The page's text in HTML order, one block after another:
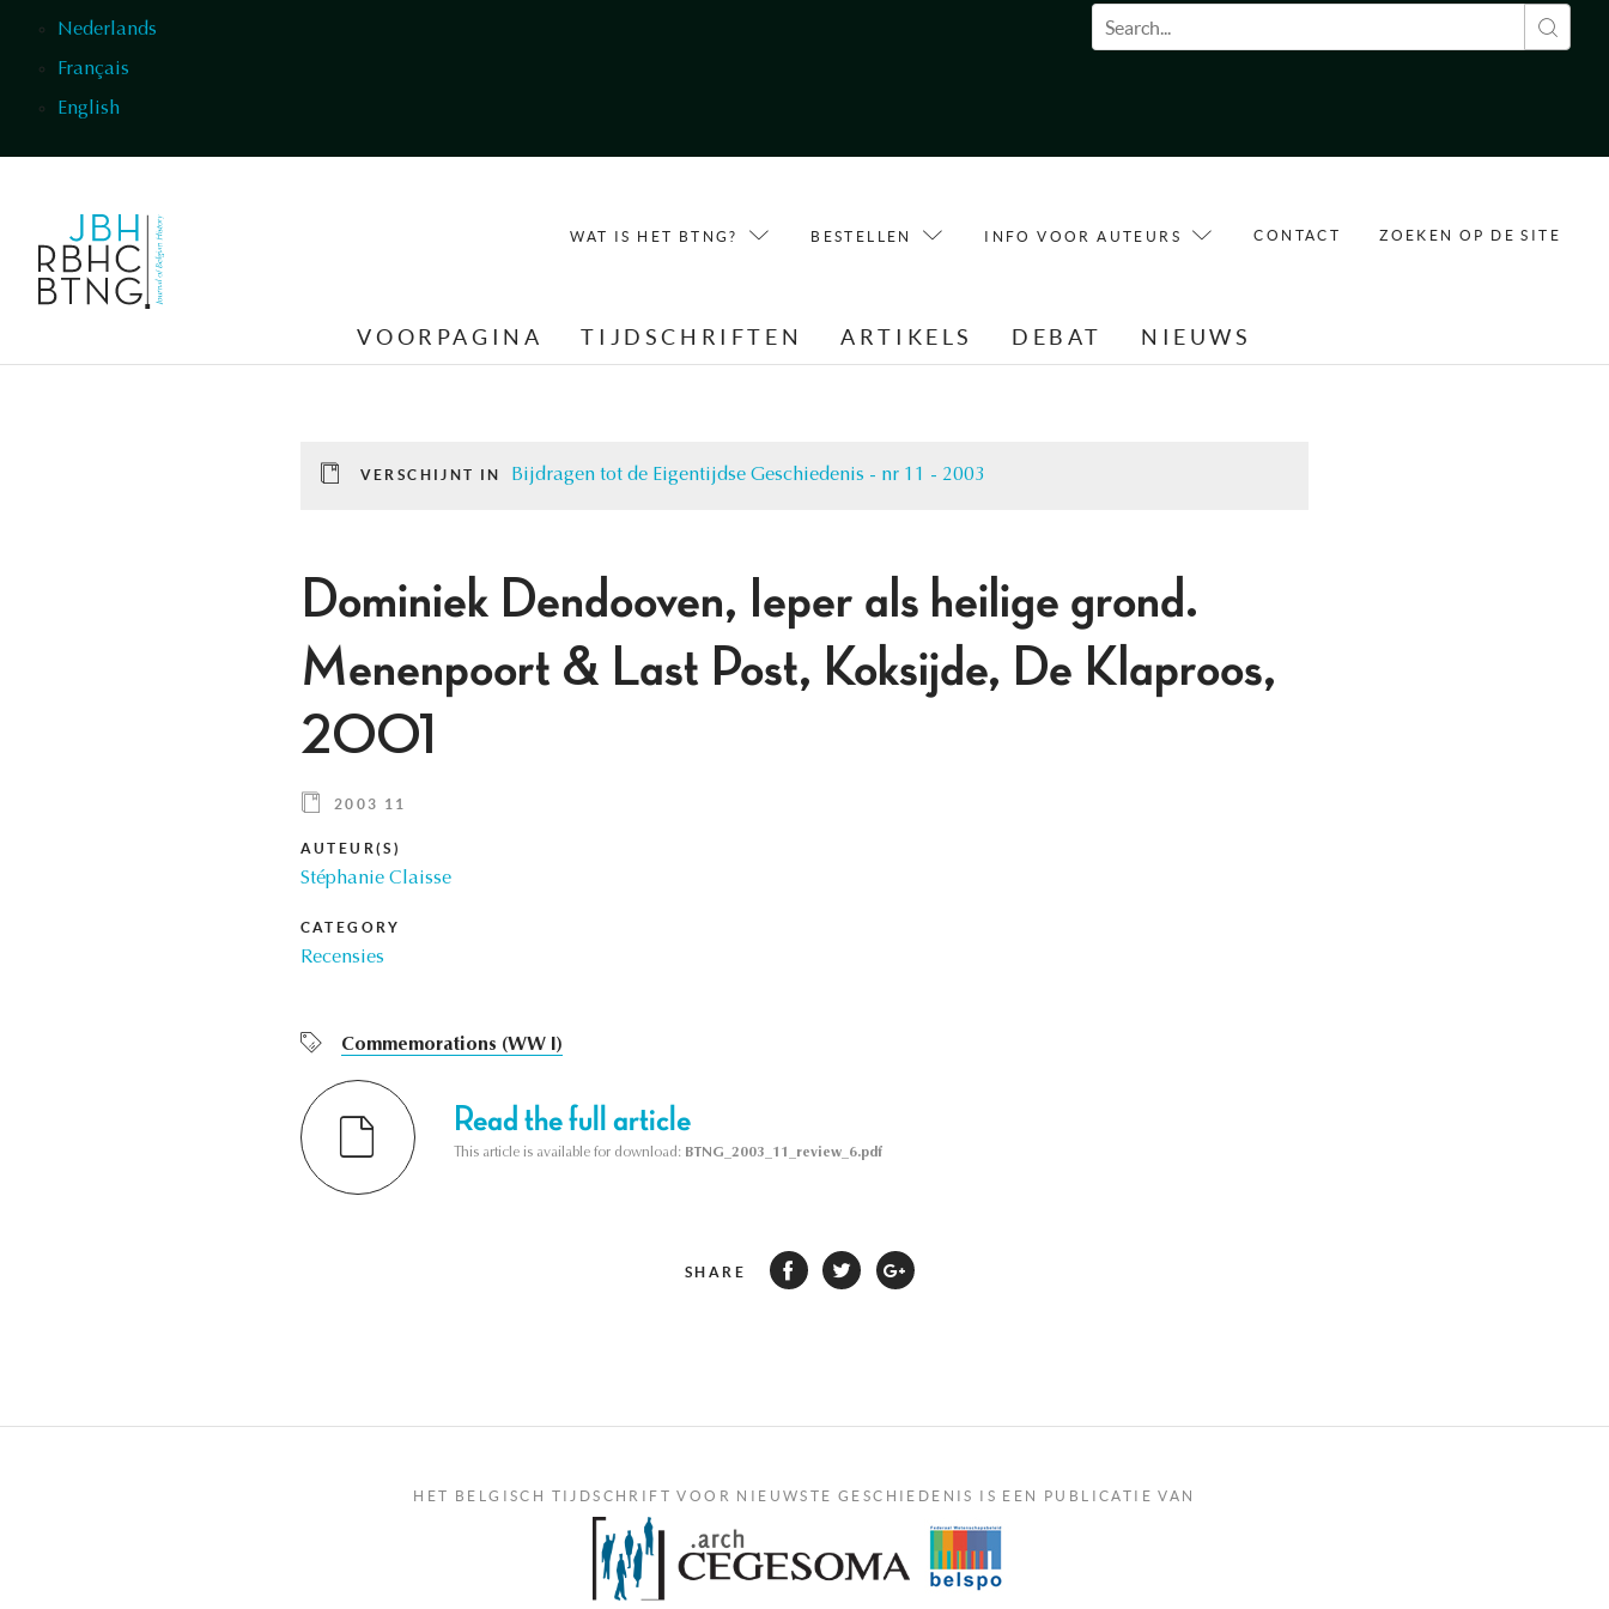
Nederlands
Français
English
Zoekveld
WAT IS HET BTNG? BESTELLEN INFO VOOR AUTEURS CONTACT ZOEKEN OP DE SITE
VOORPAGINA TIJDSCHRIFTEN ARTIKELS DEBAT NIEUWS
VERSCHIJNT IN Bijdragen tot de Eigentijdse Geschiedenis - nr 11 - 2003
Dominiek Dendooven, Ieper als heilige grond.
Menenpoort & Last Post, Koksijde, De Klaproos,
2001
2003 11
AUTEUR(S)
Stéphanie Claisse
CATEGORY
Recensies
Commemorations (WW I)
Read the full article
This article is available for download: BTNG_2003_11_review_6.pdf
SHARE
HET BELGISCH TIJDSCHRIFT VOOR NIEUWSTE GESCHIEDENIS IS EEN PUBLICATIE VAN